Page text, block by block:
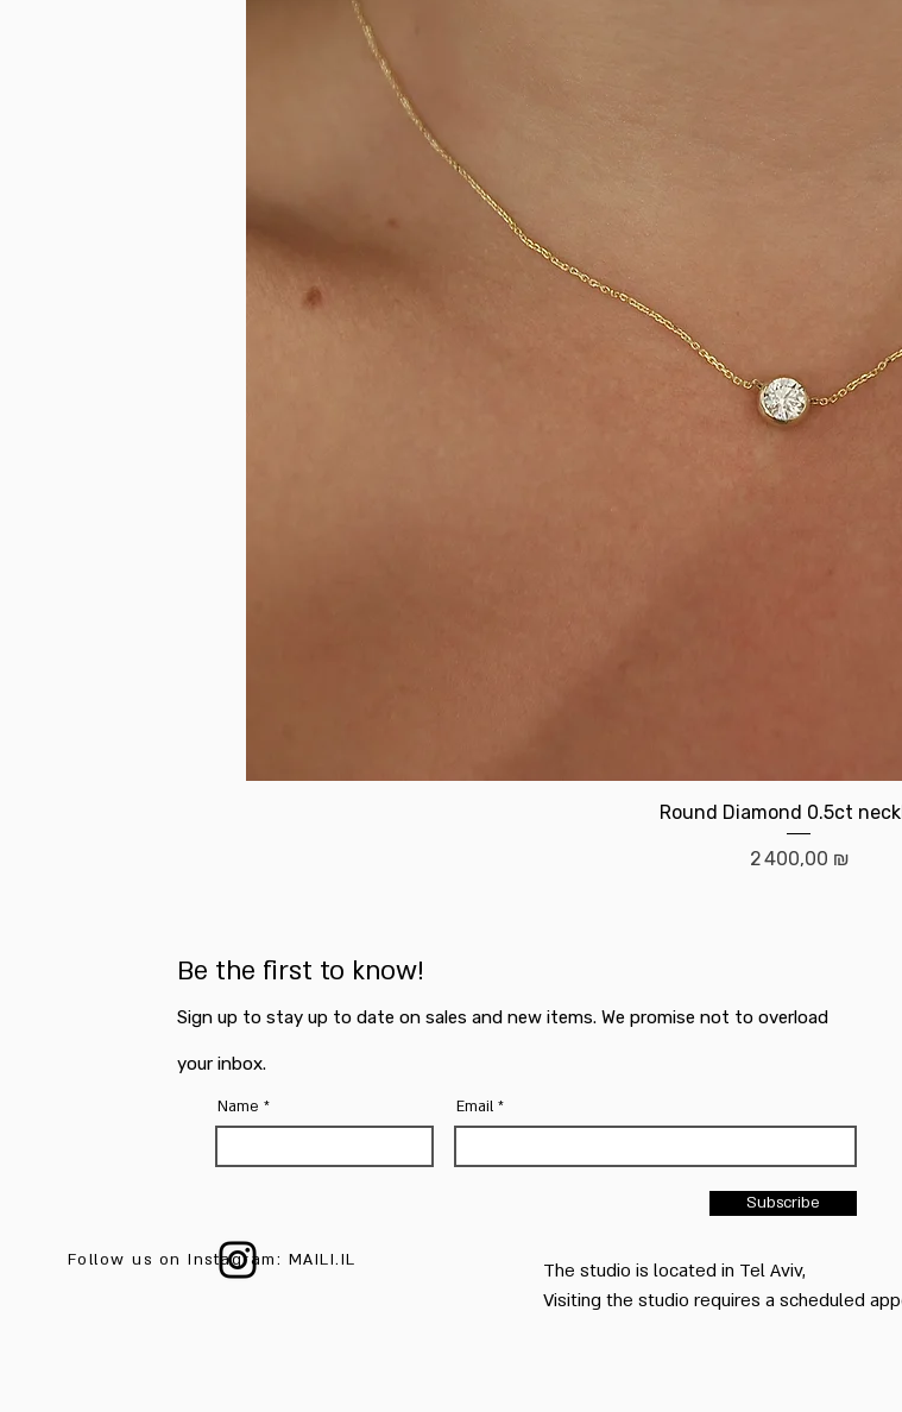
Aperçu rapide
Round Diamond 0.5ct
Prix
2 400,00 ₪
Be the first to know!
Sign up to stay up to date on sales and new items. We promise not to overload
your inbox.
Name Email
Subscribe
Follow us on Instagram: MAILI.IL
The studio is located in Tel Aviv,
Visiting the studio requires a scheduled